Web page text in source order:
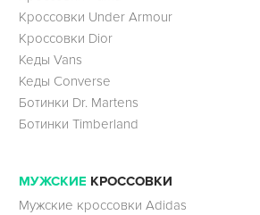
Кроссовки Under Armour
Кроссовки Dior
Кеды Vans
Кеды Converse
Ботинки Dr. Martens
Ботинки Timberland
МУЖСКИЕ КРОССОВКИ
Мужские кроссовки Adidas